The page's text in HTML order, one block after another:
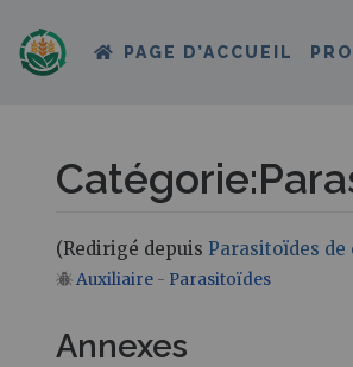
PAGE D’ACCUEIL
Catégorie:
(Redirigé depuis Parasitoïdes de
Aller à :navigation,rechercher
Auxiliaire - Parasitoïdes
Annexes